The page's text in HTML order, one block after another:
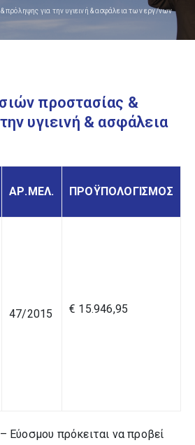
πρόληψης για την υγιεινή & ασφάλεια των εργ/νων
προστασίας &
υγιεινή & ασφάλεια
ΑΡ.ΜΕΛ. ΠΡΟΫΠΟΛΟΓΙΣΜΟΣ
47/2015 € 15.946,95
Εύοσμου πρόκειται να προβεί